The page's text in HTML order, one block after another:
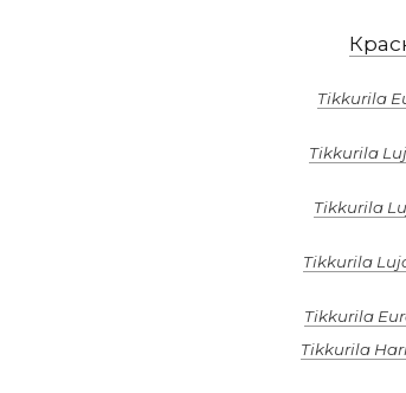
Tikkurila
Tikkurila
Tikkurila
Tikkurila
Tikkurila
Tikkurila